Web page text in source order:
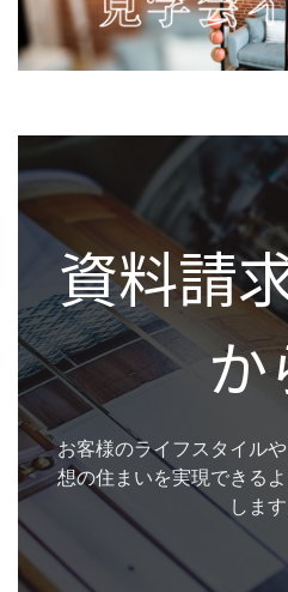
資料請
か
お客様のライフスタイル
想の住まいを実現できる
します